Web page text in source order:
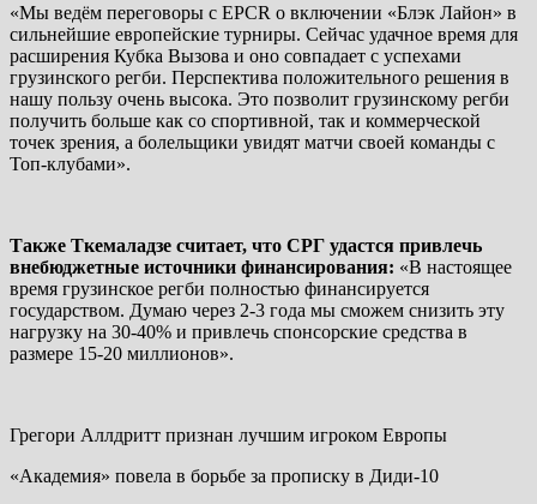
«Мы ведём переговоры с EPCR о включении «Блэк Лайон» в
сильнейшие европейские турниры. Сейчас удачное время для
расширения Кубка Вызова и оно совпадает с успехами
грузинского регби. Перспектива положительного решения в
нашу пользу очень высока. Это позволит грузинскому регби
получить больше как со спортивной, так и коммерческой
точек зрения, а болельщики увидят матчи своей команды с
Топ-клубами».
Также Ткемаладзе считает, что СРГ удастся привлечь
внебюджетные источники финансирования: «В настоящее
время грузинское регби полностью финансируется
государством. Думаю через 2-3 года мы сможем снизить эту
нагрузку на 30-40% и привлечь спонсорские средства в
размере 15-20 миллионов».
Грегори Аллдритт признан лучшим игроком Европы
«Академия» повела в борьбе за прописку в Диди-10